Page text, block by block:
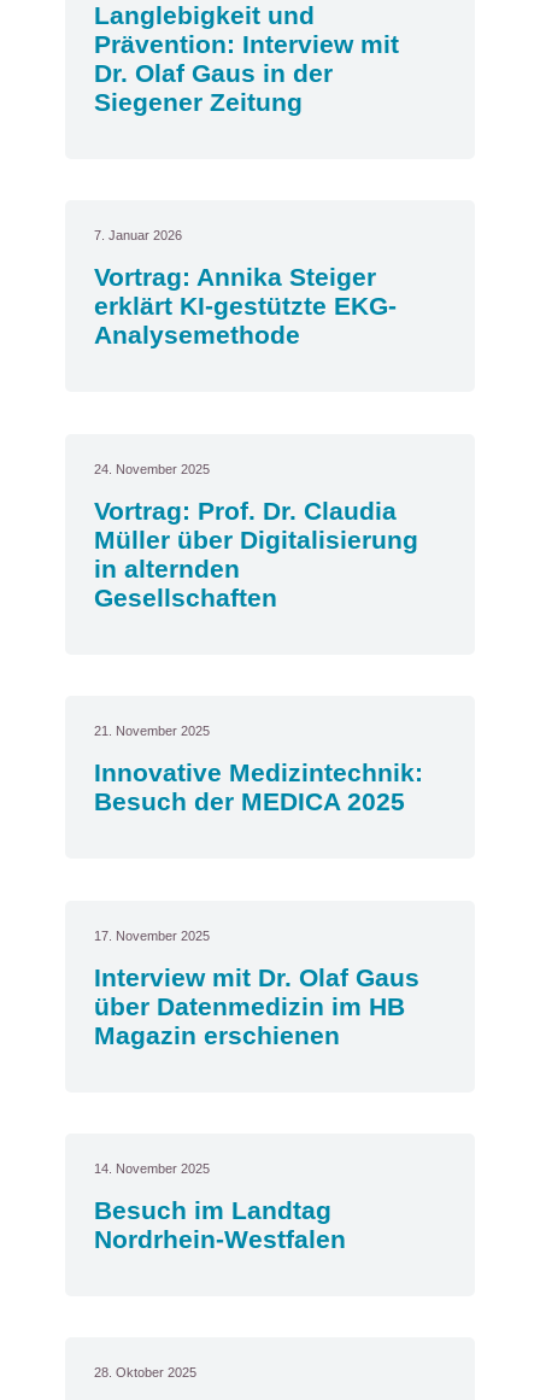
Langlebigkeit und
Prävention: Interview mit
Dr. Olaf Gaus in der
Siegener Zeitung
7. Januar 2026
Vortrag: Annika Steiger
erklärt KI-gestützte EKG-
Analysemethode
24. November 2025
Vortrag: Prof. Dr. Claudia
Müller über Digitalisierung
in alternden
Gesellschaften
21. November 2025
Innovative Medizintechnik:
Besuch der MEDICA 2025
17. November 2025
Interview mit Dr. Olaf Gaus
über Datenmedizin im HB
Magazin erschienen
14. November 2025
Besuch im Landtag
Nordrhein-Westfalen
28. Oktober 2025